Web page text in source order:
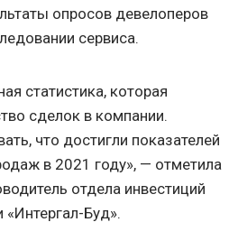
опросов девелоперов
сервиса.
статистика, которая
сделок в компании.
что достигли показателей
в 2021 году», — отметила
отдела инвестиций
«Интергал-Буд».